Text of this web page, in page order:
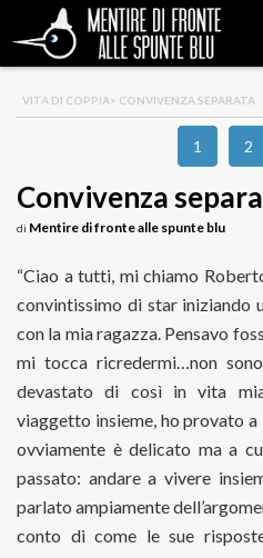
VITA DI COPPIA> CONVIVENZA SEPARATA
1 2
Convivenza
di Mentire di fronte alle spunte blu
“Ciao a tutti, mi chiamo
convintissimo di star iniziando
con la mia ragazza. Pensavo
mi tocca ricredermi…non
devastato di così in vita
viaggetto insieme, ho provato
ovviamente è delicato ma a
passato: andare a vivere
parlato ampiamente
conto di come le sue